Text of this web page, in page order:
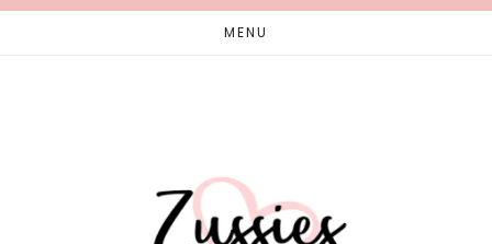
Skip
Skip
MENU